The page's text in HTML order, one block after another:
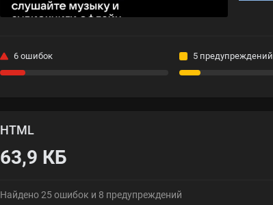
6 ошибок 5 предупреждений
HTML
63,9 КБ
Найдено 25 ошибок и 8 предупреждений